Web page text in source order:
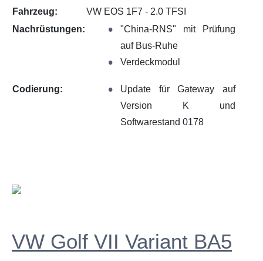
Fahrzeug:
VW EOS 1F7 - 2.0 TFSI
Nachrüstungen:
"China-RNS" mit Prüfung
auf Bus-Ruhe
Verdeckmodul
Codierung:
Update für Gateway auf
Version K und
Softwarestand 0178
VW Golf VII Variant BA5